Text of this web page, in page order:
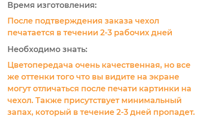
Время изготовления:
После подтверждения заказа чехол
печатается в течении 2-3 рабочих дней
Необходимо знать:
Цветопередача очень качественная, но все
же оттенки того что вы видите на экране
могут отличаться после печати картинки на
чехол. Также присутствует минимальный
запах, который в течение 2-3 дней пропадет.